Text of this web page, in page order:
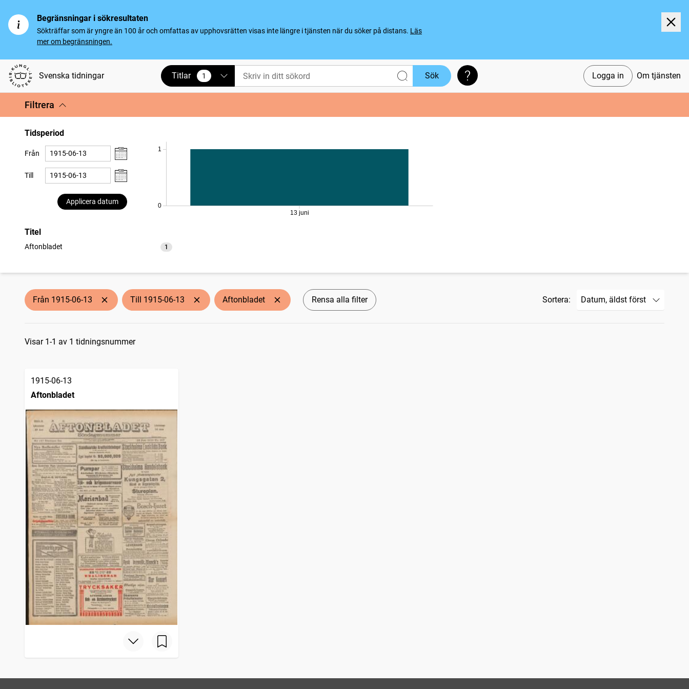
Begränsningar i sökresultaten
Sökträffar som är yngre än 100 år och omfattas av upphovsrätten visas inte längre i tjänsten när du söker på distans. Läs
mer om begränsningen.
Svenska tidningar Logga in Om tjänsten
Titlar 1
vald Sök Söktips
Filtrera
Tidsperiod
Från
Till
Applicera datum
0
1
13 juni
Titel
Aftonbladet 1
träffar
Från 1915-06-13 Till 1915-06-13 Aftonbladet Rensa alla filter Sortera:
Sökresultat
Visar 1-1 av 1 tidningsnummer
1915-06-13
Aftonbladet